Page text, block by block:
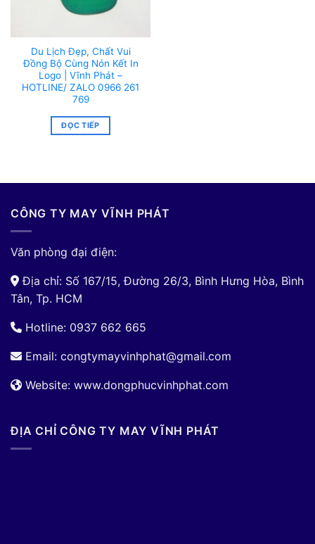
Du Lịch Đẹp, Chất Vui
Đồng Bộ Cùng Nón Kết In
Logo | Vĩnh Phát –
HOTLINE/ ZALO 0966 261
769
ĐỌC TIẾP
CÔNG TY MAY VĨNH PHÁT
Văn phòng đại điện:
Địa chỉ: Số 167/15, Đường 26/3, Bình Hưng Hòa, Bình
Tân, Tp. HCM
Hotline: 0937 662 665
Email: congtymayvinhphat@gmail.com
Website: www.dongphucvinhphat.com
ĐỊA CHỈ CÔNG TY MAY VĨNH PHÁT